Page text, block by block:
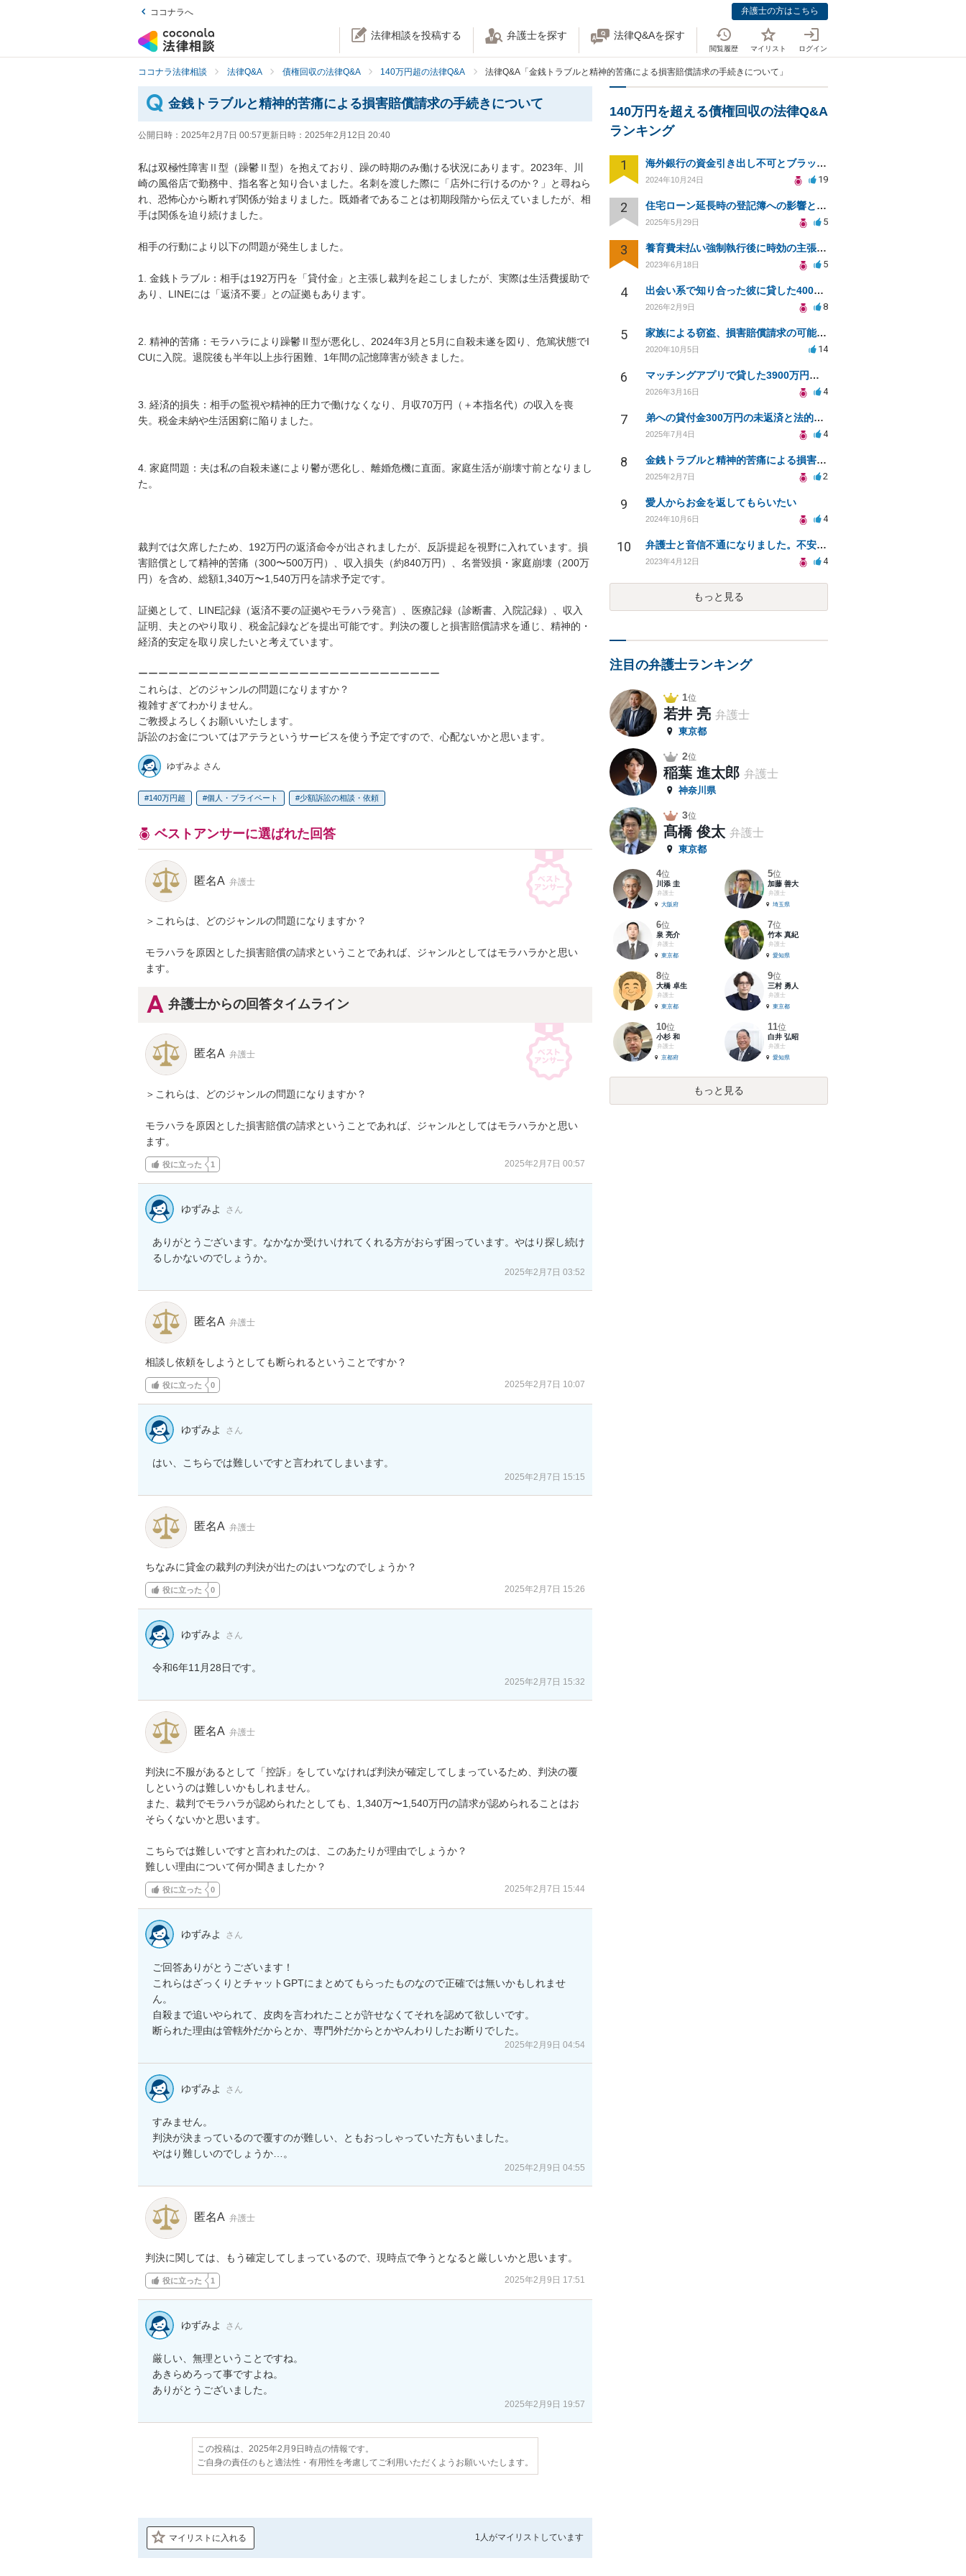
ココナラへ 弁護士の方はこちら
法律相談を投稿する 弁護士を探す 法律Q&Aを探す
閲覧履歴 マイリスト ログイン
ココナラ法律相談 法律Q&A 債権回収の法律Q&A 140万円超の法律Q&A 法律Q&A「金銭トラブルと精神的苦痛による損害賠償請求の手続きについて」
金銭トラブルと精神的苦痛による損害賠償請求の手続きについて
公開日時： 2025年2月7日 00:57更新日時： 2025年2月12日 20:40
私は双極性障害Ⅱ型（躁鬱Ⅱ型）を抱えており、躁の時期のみ働ける状況にあります。2023年、川
崎の風俗店で勤務中、指名客と知り合いました。名刺を渡した際に「店外に行けるのか？」と尋ねら
れ、恐怖心から断れず関係が始まりました。既婚者であることは初期段階から伝えていましたが、相
手は関係を迫り続けました。
相手の行動により以下の問題が発生しました。
1. 金銭トラブル：相手は192万円を「貸付金」と主張し裁判を起こしましたが、実際は生活費援助で
あり、LINEには「返済不要」との証拠もあります。
2. 精神的苦痛：モラハラにより躁鬱Ⅱ型が悪化し、2024年3月と5月に自殺未遂を図り、危篤状態でI
CUに入院。退院後も半年以上歩行困難、1年間の記憶障害が続きました。
3. 経済的損失：相手の監視や精神的圧力で働けなくなり、月収70万円（＋本指名代）の収入を喪
失。税金未納や生活困窮に陥りました。
4. 家庭問題：夫は私の自殺未遂により鬱が悪化し、離婚危機に直面。家庭生活が崩壊寸前となりまし
た。
裁判では欠席したため、192万円の返済命令が出されましたが、反訴提起を視野に入れています。損
害賠償として精神的苦痛（300〜500万円）、収入損失（約840万円）、名誉毀損・家庭崩壊（200万
円）を含め、総額1,340万〜1,540万円を請求予定です。
証拠として、LINE記録（返済不要の証拠やモラハラ発言）、医療記録（診断書、入院記録）、収入
証明、夫とのやり取り、税金記録などを提出可能です。判決の覆しと損害賠償請求を通じ、精神的・
経済的安定を取り戻したいと考えています。
ーーーーーーーーーーーーーーーーーーーーーーーーーーーーーー
これらは、どのジャンルの問題になりますか？
複雑すぎてわかりません。
ご教授よろしくお願いいたします。
訴訟のお金についてはアテラというサービスを使う予定ですので、心配ないかと思います。
ゆずみよ さん
140万円超 個人・プライベート 少額訴訟の相談・依頼
ベストアンサーに選ばれた回答
匿名A 弁護士
＞これらは、どのジャンルの問題になりますか？
モラハラを原因とした損害賠償の請求ということであれば、ジャンルとしてはモラハラかと思い
ます。
弁護士からの回答タイムライン
匿名A 弁護士
＞これらは、どのジャンルの問題になりますか？
モラハラを原因とした損害賠償の請求ということであれば、ジャンルとしてはモラハラかと思い
ます。
役に立った 1 2025年2月7日 00:57
ゆずみよ さん
ありがとうございます。なかなか受けいけれてくれる方がおらず困っています。やはり探し続け
るしかないのでしょうか。
2025年2月7日 03:52
匿名A 弁護士
相談し依頼をしようとしても断られるということですか？
役に立った 0 2025年2月7日 10:07
ゆずみよ さん
はい、こちらでは難しいですと言われてしまいます。
2025年2月7日 15:15
匿名A 弁護士
ちなみに貸金の裁判の判決が出たのはいつなのでしょうか？
役に立った 0 2025年2月7日 15:26
ゆずみよ さん
令和6年11月28日です。
2025年2月7日 15:32
匿名A 弁護士
判決に不服があるとして「控訴」をしていなければ判決が確定してしまっているため、判決の覆
しというのは難しいかもしれません。
また、裁判でモラハラが認められたとしても、1,340万〜1,540万円の請求が認められることはお
そらくないかと思います。
こちらでは難しいですと言われたのは、このあたりが理由でしょうか？
難しい理由について何か聞きましたか？
役に立った 0 2025年2月7日 15:44
ゆずみよ さん
ご回答ありがとうございます！
これらはざっくりとチャットGPTにまとめてもらったものなので正確では無いかもしれませ
ん。
自殺まで追いやられて、皮肉を言われたことが許せなくてそれを認めて欲しいです。
断られた理由は管轄外だからとか、専門外だからとかやんわりしたお断りでした。
2025年2月9日 04:54
ゆずみよ さん
すみません。
判決が決まっているので覆すのが難しい、ともおっしゃっていた方もいました。
やはり難しいのでしょうか…。
2025年2月9日 04:55
匿名A 弁護士
判決に関しては、もう確定してしまっているので、現時点で争うとなると厳しいかと思います。
役に立った 1 2025年2月9日 17:51
ゆずみよ さん
厳しい、無理ということですね。
あきらめろって事ですよね。
ありがとうございました。
2025年2月9日 19:57
この投稿は、2025年2月9日時点の情報です。
ご自身の責任のもと適法性・有用性を考慮してご利用いただくようお願いいたします。
マイリストに入れる 1人がマイリストしています
140万円を超える債権回収の法律Q&A
ランキング
1 海外銀行の資金引き出し不可とブラックリスト問題の相談
2024年10月24日 19
2 住宅ローン延長時の登記簿への影響と債務取消について
2025年5月29日 5
3 養育費未払い強制執行後に時効の主張の訴状にて被告の立場です。東京裁判所対応可能弁護人を探しております
2023年6月18日 5
4 出会い系で知り合った彼に貸した400万円の回収方法は？
2026年2月9日 8
5 家族による窃盗、損害賠償請求の可能性と対策方法
2020年10月5日 14
6 マッチングアプリで貸した3900万円、詐欺で告訴できるか？
2026年3月16日 4
7 弟への貸付金300万円の未返済と法的対処について相談したい
2025年7月4日 4
8 金銭トラブルと精神的苦痛による損害賠償請求の手続きについて
2025年2月7日 2
9 愛人からお金を返してもらいたい
2024年10月6日 4
10 弁護士と音信不通になりました。不安です。
2023年4月12日 4
もっと見る
注目の弁護士ランキング
1位
若井 亮 弁護士
東京都
2位
稲葉 進太郎 弁護士
神奈川県
3位
髙橋 俊太 弁護士
東京都
4位
川添 圭
弁護士
大阪府
5位
加藤 善大
弁護士
埼玉県
6位
泉 亮介
弁護士
東京都
7位
竹本 真紀
弁護士
愛知県
8位
大橋 卓生
弁護士
東京都
9位
三村 勇人
弁護士
東京都
10位
小杉 和
弁護士
京都府
11位
白井 弘昭
弁護士
愛知県
もっと見る